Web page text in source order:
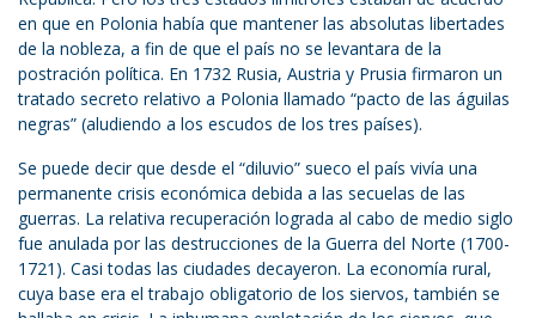
en que en Polonia había que mantener las absolutas libertades
de la nobleza, a fin de que el país no se levantara de la
postración política. En 1732 Rusia, Austria y Prusia firmaron un
tratado secreto relativo a Polonia llamado “pacto de las águilas
negras” (aludiendo a los escudos de los tres países).
Se puede decir que desde el “diluvio” sueco el país vivía una
permanente crisis económica debida a las secuelas de las
guerras. La relativa recuperación lograda al cabo de medio siglo
fue anulada por las destrucciones de la Guerra del Norte (1700-
1721). Casi todas las ciudades decayeron. La economía rural,
cuya base era el trabajo obligatorio de los siervos, también se